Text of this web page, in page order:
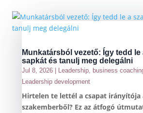
Munkatársból vezető: Így tedd le
sapkát és tanulj meg delegálni
Jul 8, 2026| Leadership, business
Leadership development
Hirtelen te lettél a csapat irányítója
szakemberből? Ez az átfogó